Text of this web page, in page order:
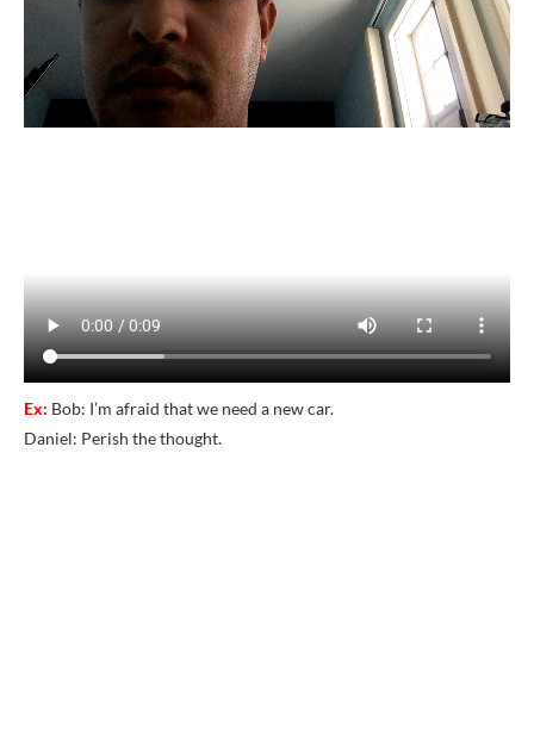
Ex: Bob: I’m afraid thatwe need a newcar.
Daniel: Perish thethought.